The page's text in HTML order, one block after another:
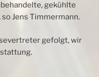
gekühlte
Jens Timmermann.
gefolgt, wir